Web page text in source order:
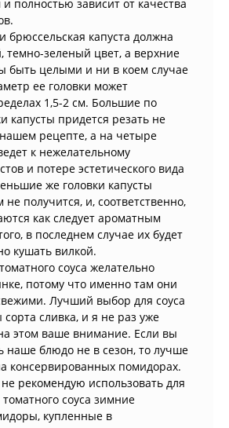
полностью зависит от качества
брюссельская капуста должна
темно-зеленый цвет, а верхние
быть целыми и ни в коем случае
ее головки может
1,5-2 см. Большие по
капусты придется резать не
рецепте, а на четыре
к нежелательному
и потере эстетического вида
же головки капусты
не получится, и, соответственно,
как следует ароматным
в последнем случае их будет
кушать вилкой.
соуса желательно
потому что именно там они
Лучший выбор для соуса
сливка, и я не раз уже
этом ваше внимание. Если вы
наше блюдо не в сезон, то лучше
консервированных помидорах.
рекомендую использовать для
соуса зимние
купленные в